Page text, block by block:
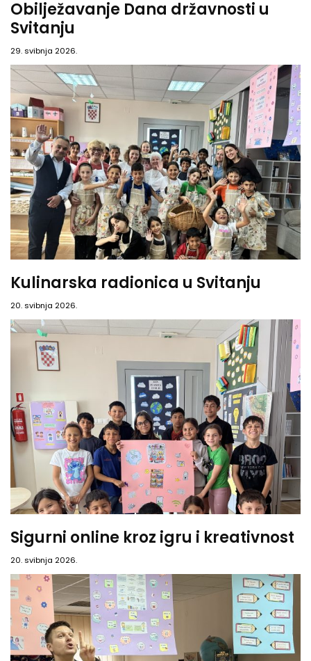
Obilježavanje Dana državnosti u
Svitanju
29. svibnja 2026.
Kulinarska radionica u Svitanju
20. svibnja 2026.
Sigurni online kroz igru i kreativnost
20. svibnja 2026.